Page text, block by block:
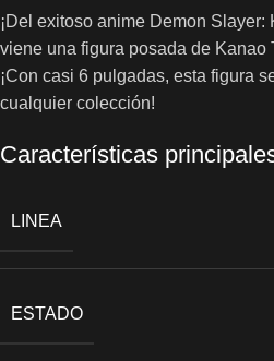
¡Del exitoso anime Demon Slayer:
viene una figura posada de Kanao
¡Con casi 6 pulgadas, esta figura
cualquier colección!
Características
LINEA
ESTADO